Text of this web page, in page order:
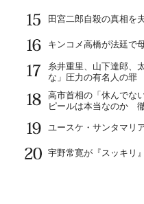
15
田宮二郎自殺の真相を
16
キンコメ高橋が法廷で
17
糸井重里、山下達郎、
な」圧力の有名人の罪
18
高市首相の「休んでな
ピールは本当なのか
19
ユースケ・サンタマリ
20
宇野常寛が『スッキリ